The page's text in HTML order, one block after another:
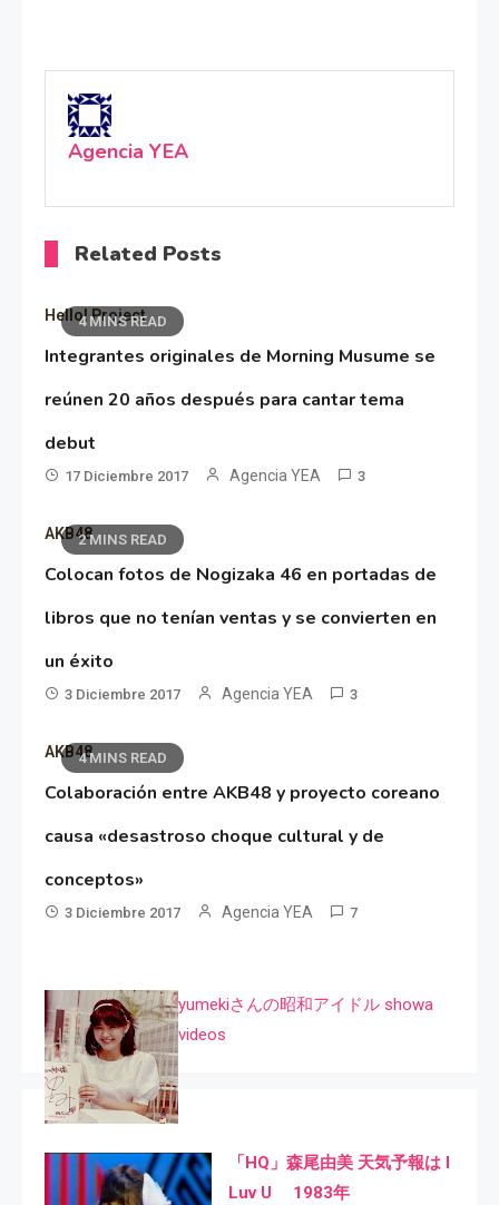
Agencia YEA
Related Posts
4 MINS READ
Hello! Project
Integrantes originales de Morning Musume se
reúnen 20 años después para cantar tema
debut
17 Diciembre 2017 Agencia YEA 3
2 MINS READ
AKB48
Colocan fotos de Nogizaka 46 en portadas de
libros que no tenían ventas y se convierten en
un éxito
3 Diciembre 2017 Agencia YEA 3
4 MINS READ
AKB48
Colaboración entre AKB48 y proyecto coreano
causa «desastroso choque cultural y de
conceptos»
3 Diciembre 2017 Agencia YEA 7
yumekiさんの昭和アイドル showa
videos
「HQ」森尾由美 天気予報は I
Luv U 1983年